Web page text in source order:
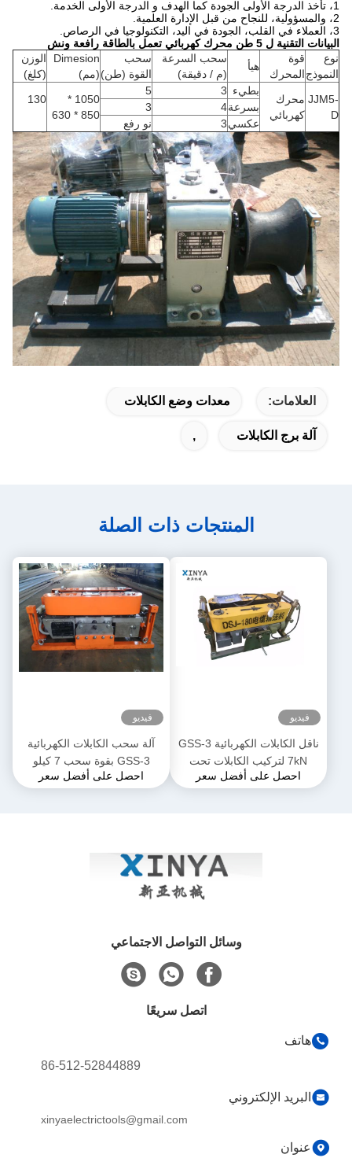
البيانات التقنية ل 5 طن محرك كهربائي تعمل بالطاقة رافعة ونش
نوع
النموذج
قوة
المحرك
هيأ
سحب السرعة
(م / دقيقة)
سحب
القوة (طن)
Dimesion
(مم)
الوزن
(كلغ)
JJM5-
D
محرك
كهربائي
بطيء 5
1050 *
850 * 630
130
بسرعة4
عكسي 3 نو رفع
العلامات: معدات وضع الكابلات
آلة برج الكابلات
المنتجات ذات الصلة
فيديو
ناقل الكابلات الكهربائية GSS-3
7kN لتركيب الكابلات تحت
الأرض
احصل على أفضل سعر
فيديو
آلة سحب الكابلات الكهربائية
GSS-3 بقوة سحب 7 كيلو
نيوتن، معتمدة من CE وتصميم
احصل على أفضل سعر
وسائل التواصل الاجتماعي
اتصل سريعًا
هاتف
86-512-52844889
البريد الإلكتروني
xinyaelectrictools@gmail.com
عنوان